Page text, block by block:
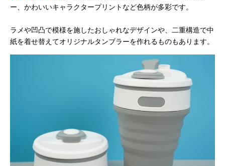
ー、かわいいキャラクタープリントなど色柄が多彩です。
ラメや凹凸で模様を施したおしゃれなデザインや、二重構造で中
紙を着せ替えてオリジナルタンブラーを作れるものもあります。